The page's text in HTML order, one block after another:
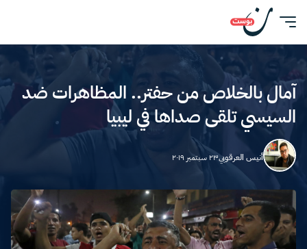
آمال بالخلاص من حفتر.. المظاهرات ضد
السيسي تلقى صداها في ليبيا
أنيس العرقوبي٢٣ سبتمبر ٢٠١٩